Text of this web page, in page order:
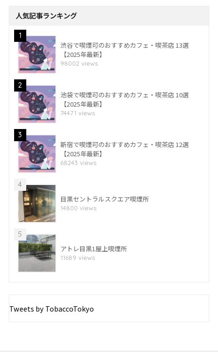
人気記事ランキング
1
渋谷で喫煙可のおすすめカフェ・喫茶店 13選
【2025年最新】
98002 views
2
池袋で喫煙可のおすすめカフェ・喫茶店 10選
【2025年最新】
74471 views
3
新宿で喫煙可のおすすめカフェ・喫茶店 12選
【2025年最新】
68243 views
4
目黒セントラルスクエア喫煙所
14800 views
5
アトレ目黒1屋上喫煙所
11689 views
Tweets by TobaccoTokyo